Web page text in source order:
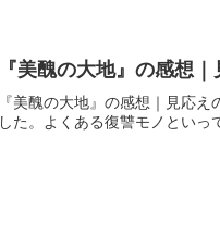
『美醜の大地』の感想
『美醜の大地』の感想｜見応
した。よくある復讐モノといっ